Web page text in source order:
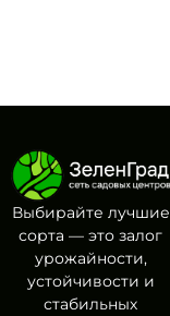
Выбирайте лучшие
сорта — это залог
урожайности,
устойчивости и
стабильных